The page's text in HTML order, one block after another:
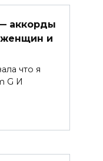
аккорды
женщин и
что я
G И